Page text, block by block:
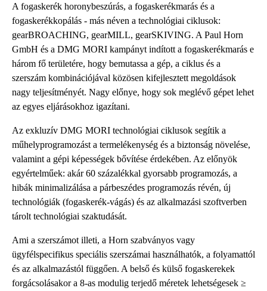
A fogaskerék horonybeszúrás, a fogaskerékmarás és a
fogaskerékkopálás - más néven a technológiai ciklusok:
gearBROACHING, gearMILL, gearSKIVING. A Paul Horn
GmbH és a DMG MORI kampányt indított a fogaskerékmarás e
három fő területére, hogy bemutassa a gép, a ciklus és a
szerszám kombinációjával közösen kifejlesztett megoldások
nagy teljesítményét. Nagy előnye, hogy sok meglévő gépet lehet
az egyes eljárásokhoz igazítani.
Az exkluzív DMG MORI technológiai ciklusok segítik a
műhelyprogramozást a termelékenység és a biztonság növelése,
valamint a gépi képességek bővítése érdekében. Az előnyök
egyértelműek: akár 60 százalékkal gyorsabb programozás, a
hibák minimalizálása a párbeszédes programozás révén, új
technológiák (fogaskerék-vágás) és az alkalmazási szoftverben
tárolt technológiai szaktudását.
Ami a szerszámot illeti, a Horn szabványos vagy
ügyfélspecifikus speciális szerszámai használhatók, a folyamattól
és az alkalmazástól függően. A belső és külső fogaskerekek
forgácsolásakor a 8-as modulig terjedő méretek lehetségesek ≥